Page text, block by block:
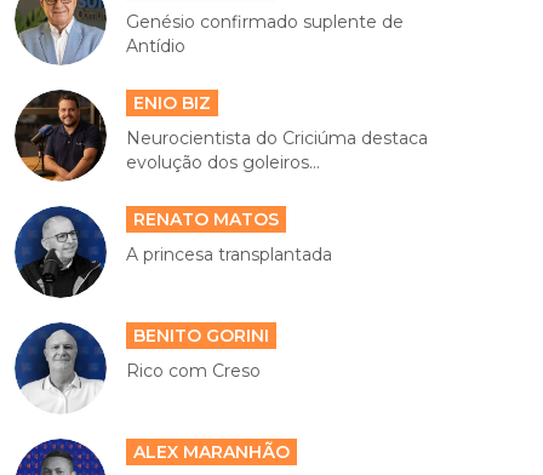
Genésio confirmado suplente de
Antídio
ENIO BIZ
Neurocientista do Criciúma destaca
evolução dos goleiros...
RENATO MATOS
A princesa transplantada
BENITO GORINI
Rico com Creso
ALEX MARANHÃO